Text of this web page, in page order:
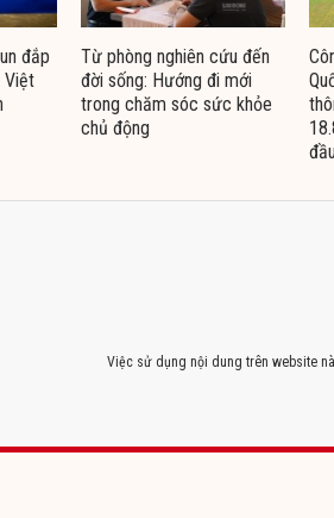
đắp
Việt
Từ phòng nghiên cứu đến
đời sống: Hướng đi mới
trong chăm sóc sức khỏe
chủ động
Việc sử dụng nội dung trên website